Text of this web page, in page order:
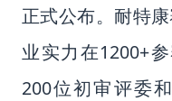
正式公布。 耐特
业实力在1200+
200位初审评委